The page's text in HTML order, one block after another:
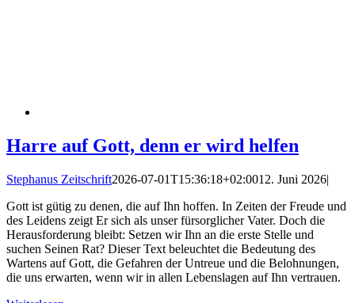
Harre auf Gott, denn er wird helfen
Stephanus Zeitschrift2026-07-01T15:36:18+02:0012. Juni 2026|
Gott ist gütig zu denen, die auf Ihn hoffen. In Zeiten der Freude und
des Leidens zeigt Er sich als unser fürsorglicher Vater. Doch die
Herausforderung bleibt: Setzen wir Ihn an die erste Stelle und
suchen Seinen Rat? Dieser Text beleuchtet die Bedeutung des
Wartens auf Gott, die Gefahren der Untreue und die Belohnungen,
die uns erwarten, wenn wir in allen Lebenslagen auf Ihn vertrauen.